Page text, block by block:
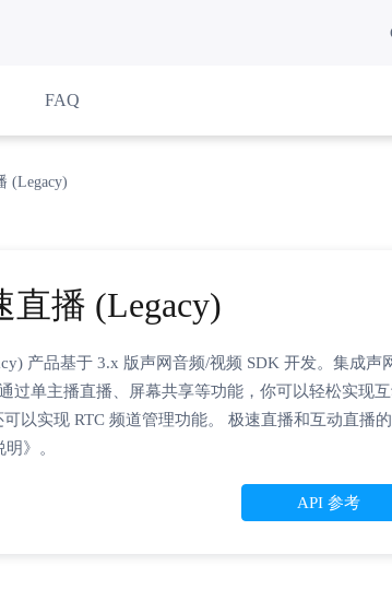
FAQ
(Legacy)
直播 (Legacy)
产品基于 3.x 版声网音频/视频 SDK 开发。集成
过单主播直播、屏幕共享等功能，你可以轻松实现
以实现 RTC 频道管理功能。 极速直播和互动直播
》。
API 参考